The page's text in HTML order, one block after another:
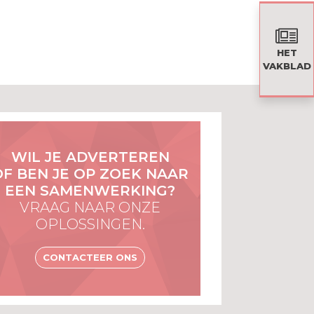
HET
VAKBLAD
WIL JE ADVERTEREN
BEN JE OP ZOEK NAAR
EEN SAMENWERKING?
VRAAG NAAR ONZE
OPLOSSINGEN.
CONTACTEER ONS